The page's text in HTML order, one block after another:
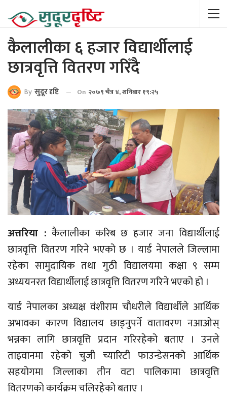
कैलालीका ६ हजार विद्यार्थीलाई
छात्रवृत्ति वितरण गरिँदै
By सुदूर दृष्टि On २०७९ चैत्र ४, शनिबार १९:२५
अत्तरिया : कैलालीका करिब छ हजार जना विद्यार्थीलाई
छात्रवृत्ति वितरण गरिने भएको छ । यार्ड नेपालले जिल्लामा
रहेका सामुदायिक तथा गुठी विद्यालयमा कक्षा ९ सम्म
अध्ययनरत विद्यार्थीलाई छात्रवृत्ति वितरण गरिने भएको हो ।
यार्ड नेपालका अध्यक्ष वंशीराम चौधरीले विद्यार्थीले आर्थिक
अभावका कारण विद्यालय छाड्नुपर्ने वातावरण नआओस्
भन्नका लागि छात्रवृत्ति प्रदान गरिरहेको बताए । उनले
ताइवानमा रहेको चुजी च्यारिटी फाउन्डेसनको आर्थिक
सहयोगमा जिल्लाका तीन वटा पालिकामा छात्रवृत्ति
वितरणको कार्यक्रम चलिरहेको बताए ।